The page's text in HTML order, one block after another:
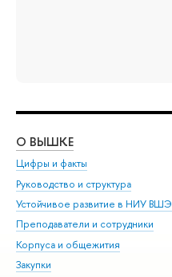
О ВЫШКЕ
Цифры и факты
Руководство и структура
Устойчивое развитие в НИУ ВШЭ
Преподаватели и сотрудники
Корпуса и общежития
Закупки